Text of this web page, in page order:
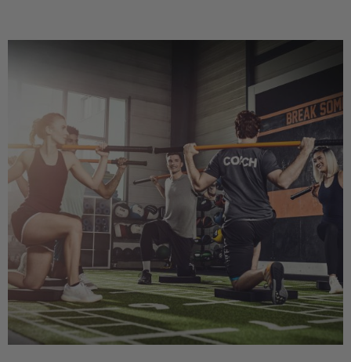
Entdecke hier die anstehenden Seminare in deiner Umgebung
und erkunde unsere Online-Weiterbildungsangebote